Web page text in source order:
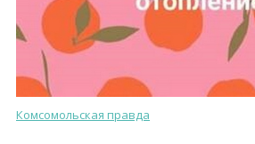
Комсомольская правда